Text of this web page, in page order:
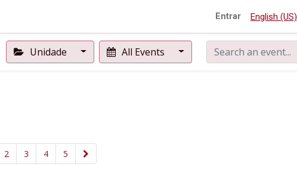
Entrar English (US)
Unidade All Events
2 3 4 5